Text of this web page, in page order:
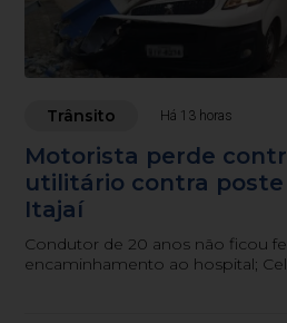
Trânsito Há 13 horas
Motorista perde
utilitário contra poste
Itajaí
Condutor de 20 anos não ficou
encaminhamento ao hospital;